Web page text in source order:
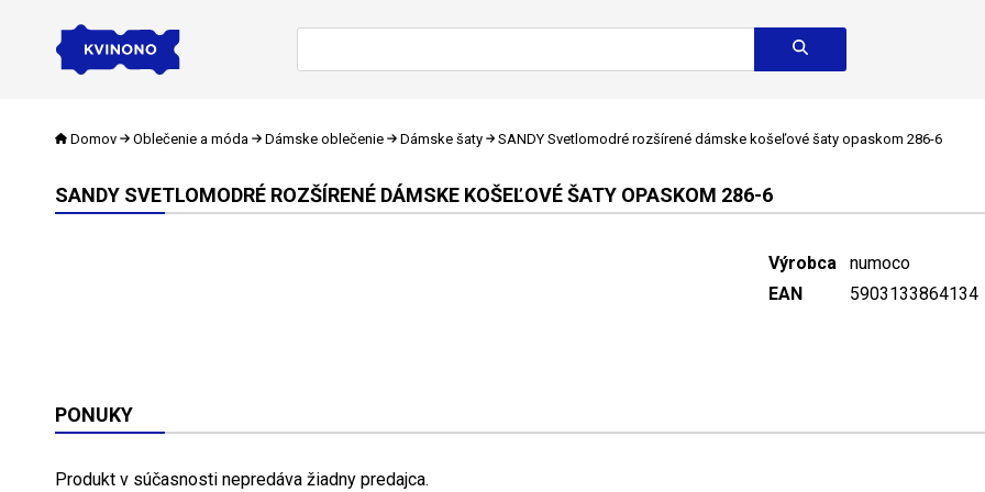
Domov Oblečenie a móda Dámske oblečenie Dámske šaty SANDY Svetlomodré rozšírené dámske košeľové šaty opaskom 286-6
SANDY SVETLOMODRÉ ROZŠÍRENÉ DÁMSKE KOŠEĽOVÉ ŠATY OPASKOM 286-6
Výrobca
numoco
EAN
5903133864134
PONUKY
Produkt v súčasnosti nepredáva žiadny predajca.